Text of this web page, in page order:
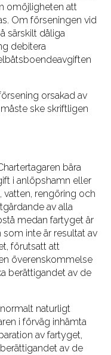
omöjligheten att
Om förseningen vid
särskilt dåliga
debitera
orsakad av
ske skriftligen
bära
i anlöpshamn eller
vatten, rengöring och
av alla
medan fartyget är
som inte är resultat av
förutsatt att
överenskommelse
berättigandet av de
naturligt
i förväg inhämta
av fartyget,
av de